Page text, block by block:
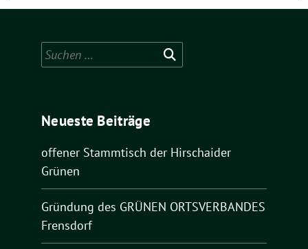
Suchen
nach:
Neueste Beiträge
offener Stammtisch der Hirschaider
Grünen
Gründung des GRÜNEN ORTSVERBANDES
Frensdorf